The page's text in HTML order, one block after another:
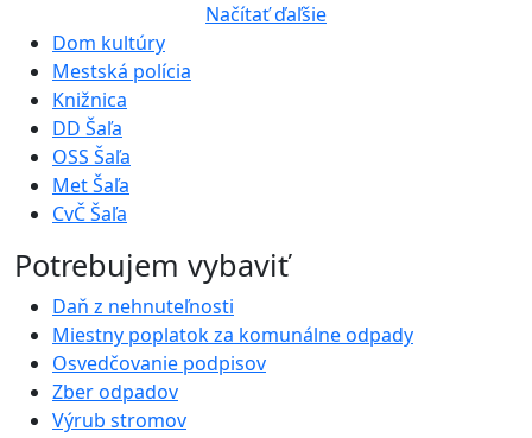
Načítať ďaľšie
Dom kultúry
Mestská polícia
Knižnica
DD Šaľa
OSS Šaľa
Met Šaľa
CvČ Šaľa
Potrebujem vybaviť
Daň z nehnuteľnosti
Miestny poplatok za komunálne odpady
Osvedčovanie podpisov
Zber odpadov
Výrub stromov